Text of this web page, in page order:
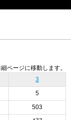
ページに移動します。
3
5
503